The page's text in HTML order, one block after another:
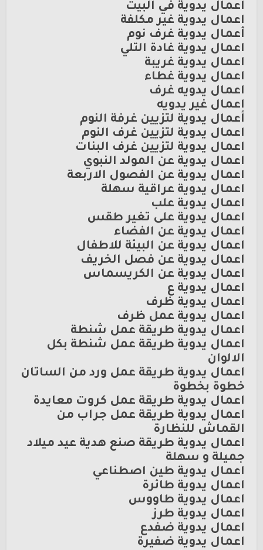
اعمال يدوية في البيت
اعمال يدوية غير مكلفة
أعمال يدوية غرف نوم
اعمال يدوية غادة التلي
اعمال يدوية غريبة
اعمال يدوية غطاء
اعمال يدويه غرف
اعمال غير يدويه
أعمال يدوية لتزيين غرفة النوم
اعمال يدوية لتزيين غرف النوم
اعمال يدوية لتزيين غرف البنات
اعمال يدوية عن المولد النبوي
اعمال يدوية عن الفصول الاربعة
اعمال يدوية عراقية سهلة
اعمال يدوية علب
اعمال يدوية على تغير طقس
اعمال يدوية عن الفضاء
اعمال يدوية عن البيئة للاطفال
اعمال يدوية عن فصل الخريف
اعمال يدوية عن الكريسماس
اعمال يدوية ع
اعمال يدوية ظرف
اعمال يدوية عمل ظرف
اعمال يدوية طريقة عمل شنطة
اعمال يدوية طريقة عمل شنطة بكل
الالوان
اعمال يدوية طريقة عمل ورد من الساتان
خطوة بخطوة
اعمال يدوية طريقة عمل كروت معايدة
اعمال يدوية طريقة عمل جراب من
القماش للنظارة
اعمال يدوية طريقة صنع هدية عيد ميلاد
جميلة و سهلة
اعمال يدوية طين اصطناعي
اعمال يدوية طائرة
اعمال يدوية طاووس
اعمال يدوية طرز
اعمال يدوية ضفدع
اعمال يدوية ضفيرة